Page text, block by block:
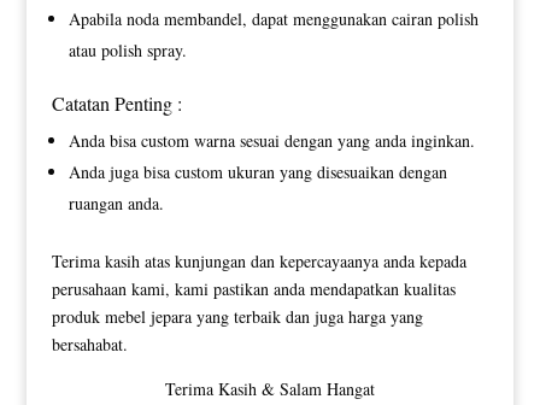
Apabila noda membandel, dapat menggunakan cairan polish
atau polish spray.
Catatan Penting :
Anda bisa custom warna sesuai dengan yang anda inginkan.
Anda juga bisa custom ukuran yang disesuaikan dengan
ruangan anda.
Terima kasih atas kunjungan dan kepercayaanya anda kepada
perusahaan kami, kami pastikan anda mendapatkan kualitas
produk mebel jepara yang terbaik dan juga harga yang
bersahabat.
Terima Kasih & Salam Hangat